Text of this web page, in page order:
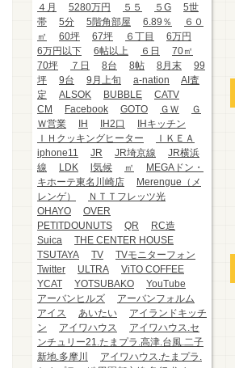
４月
5280万円 ５５ ５G
5世
帯
5分 5階角部屋 6.89％
６０
㎡
60坪 67坪 ６丁目
6万円
6万円以下
6帖以上 ６日
70㎡
70坪
７日 8台 8帖 8月末
99
坪
9台 9月上旬 a-nation
AI査
定
ALSOK BUBBLE
CATV
CM
Facebook GOTO ＧＷ
Ｇ
Ｗ営業
IH IH2口
IHキッチン
ＩＨクッキングヒーター
ＩＫＥＡ
iphone11
JR JR埼京線
JR横浜
線
LDK l気候 ㎡
MEGAドン・
キホーテ東名川崎店
Merengue（メ
レンゲ）
ＮＴＴフレッツ光
OHAYO
OVER
PETITDOUNUTS
QR
RC造
Suica
THE CENTER HOUSE
TSUTAYA
TV
TVモニターフォン
Twitter
ULTRA
ViTO COFFEE
YCAT
YOTSUBAKO
YouTube
アーバンヒルズ
アーバンフォルム
アイス
あいたい
アイランドキッチ
ン
アイワハウス
アイワハウス.セ
ンチュリー21.たまプラ.高津.台風.二子
新地.多摩川
アイワハウス.たまプラ.